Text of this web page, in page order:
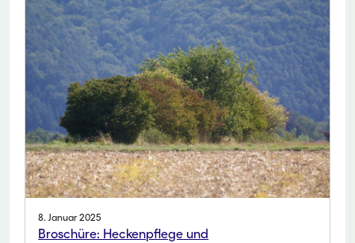
8. Januar 2025
Broschüre: Heckenpflege und